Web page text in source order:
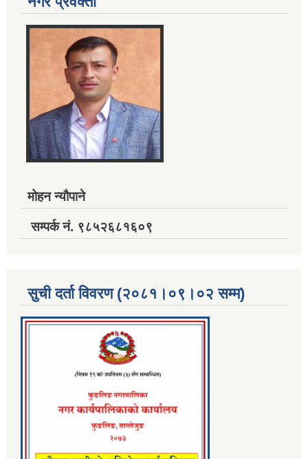
मोहन न्यौपाने
सम्पर्क नं. ९८५२६८१६०९
सुची दर्ता विवरण (२०८१।०९।०२ सम्म)